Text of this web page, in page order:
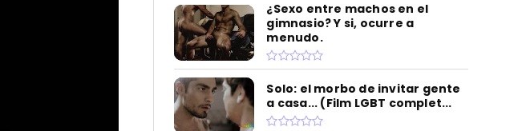
¿Sexo entre machos en el
gimnasio? Y si, ocurre a
menudo.
Solo: el morbo de invitar gente
a casa... (Film LGBT complet...